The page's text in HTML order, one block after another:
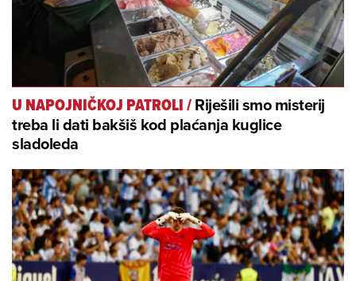
U NAPOJNIČKOJ PATROLI/Riješili smo misterij
treba li dati bakšiš kod plaćanja kuglice
sladoleda